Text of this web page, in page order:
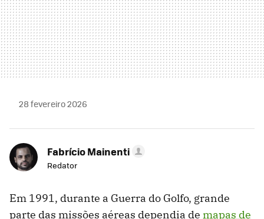
28 fevereiro 2026
Fabrício Mainenti
Redator
Em 1991, durante a Guerra do Golfo, grande
parte das missões aéreas dependia de mapas de